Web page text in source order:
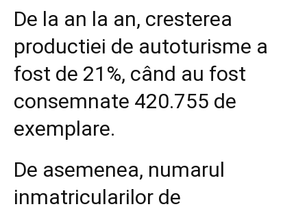
De la an la an, cresterea
productiei de autoturisme a
fost de 21%, când au fost
consemnate 420.755 de
exemplare.
De asemenea, numarul
inmatricularilor de